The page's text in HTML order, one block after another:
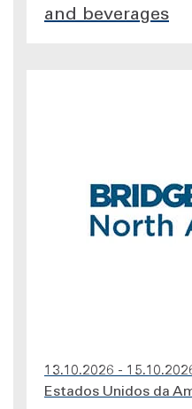
and beverages
13.10.2026 -
Estados Unidos da